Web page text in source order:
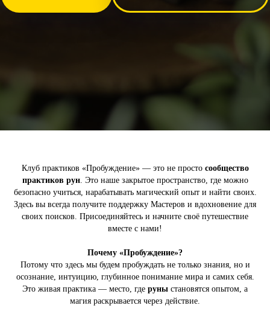
Клуб практиков «Пробуждение» — это не просто сообщество
практиков рун. Это наше закрытое пространство, где можно
безопасно учиться, нарабатывать магический опыт и найти своих.
Здесь вы всегда получите поддержку Мастеров и вдохновение для
своих поисков. Присоединяйтесь и начните своё путешествие
вместе с нами!
Почему «Пробуждение»?
Потому что здесь мы будем пробуждать не только знания, но и
осознание, интуицию, глубинное понимание мира и самих себя.
Это живая практика — место, где руны становятся опытом, а
магия раскрывается через действие.